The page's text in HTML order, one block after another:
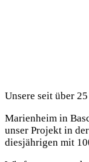
Unsere seit über
Marienheim in
unser Projekt in
diesjährigen mit